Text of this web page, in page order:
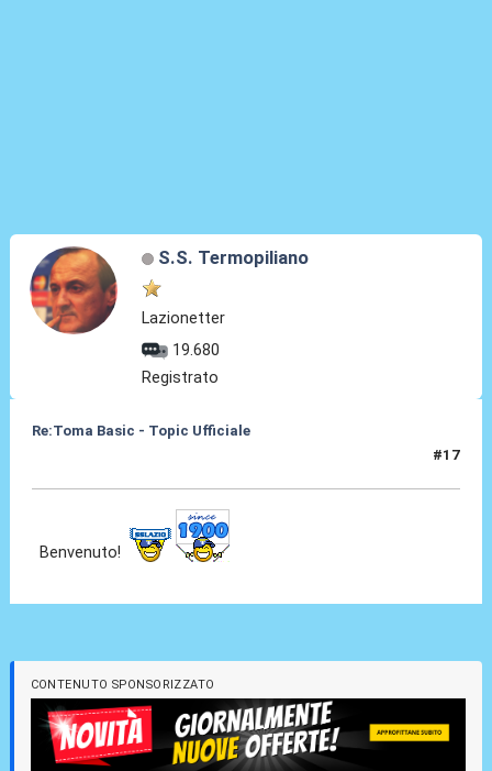
S.S. Termopiliano
Lazionetter
19.680
Registrato
Re:Toma Basic - Topic Ufficiale
#17
Benvenuto!
CONTENUTO SPONSORIZZATO